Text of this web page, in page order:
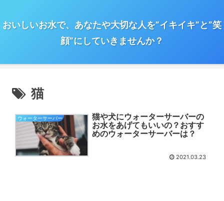
おいしいお水で、あなたや大切な人を”イキイキ”と”笑
顔”にしていきませんか？
猫
ウォーターサーバー
猫や犬にウォーターサーバーの
お水をあげてもいいの？おすす
めのウォーターサーバーは？
2021.03.23